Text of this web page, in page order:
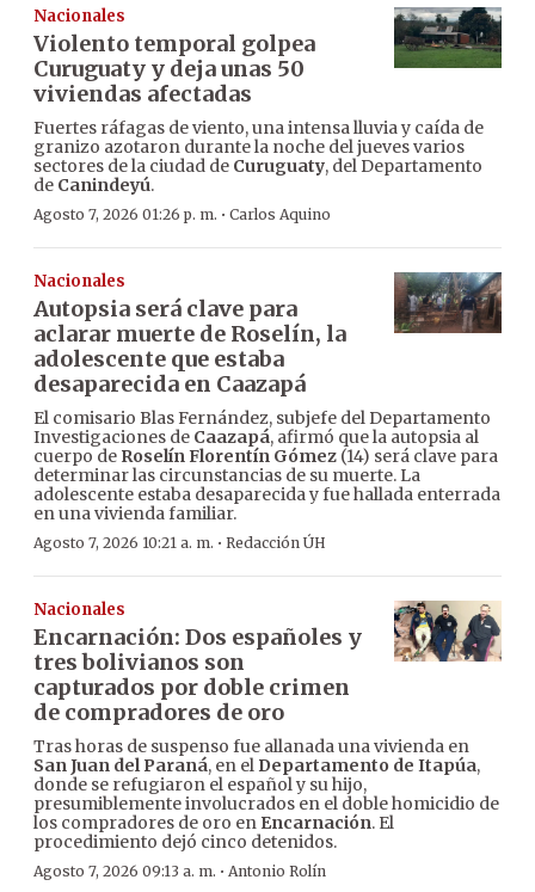
Nacionales
Violento temporal golpea
Curuguaty y deja unas 50
viviendas afectadas
Fuertes ráfagas de viento, una intensa lluvia y caída de
granizo azotaron durante la noche del jueves varios
sectores de la ciudad de Curuguaty, del Departamento
de Canindeyú.
Agosto 7, 2026 01:26 p. m. · Carlos Aquino
Nacionales
Autopsia será clave para
aclarar muerte de Roselín, la
adolescente que estaba
desaparecida en Caazapá
El comisario Blas Fernández, subjefe del Departamento
Investigaciones de Caazapá, afirmó que la autopsia al
cuerpo de Roselín Florentín Gómez (14) será clave para
determinar las circunstancias de su muerte. La
adolescente estaba desaparecida y fue hallada enterrada
en una vivienda familiar.
Agosto 7, 2026 10:21 a. m. · Redacción ÚH
Nacionales
Encarnación: Dos españoles y
tres bolivianos son
capturados por doble crimen
de compradores de oro
Tras horas de suspenso fue allanada una vivienda en
San Juan del Paraná, en el Departamento de Itapúa,
donde se refugiaron el español y su hijo,
presumiblemente involucrados en el doble homicidio de
los compradores de oro en Encarnación. El
procedimiento dejó cinco detenidos.
Agosto 7, 2026 09:13 a. m. · Antonio Rolín